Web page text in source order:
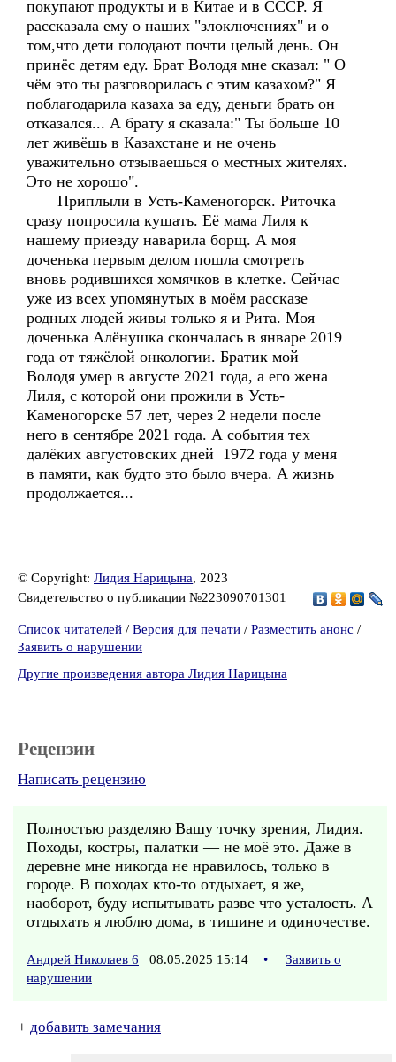
покупают продукты и в Китае и в СССР. Я
рассказала ему о наших "злоключениях" и о
том,что дети голодают почти целый день. Он
принёс детям еду. Брат Володя мне сказал: " О
чём это ты разговорилась с этим казахом?" Я
поблагодарила казаха за еду, деньги брать он
отказался... А брату я сказала:" Ты больше 10
лет живёшь в Казахстане и не очень
уважительно отзываешься о местных жителях.
Это не хорошо".
Приплыли в Усть-Каменогорск. Риточка
сразу попросила кушать. Её мама Лиля к
нашему приезду наварила борщ. А моя
доченька первым делом пошла смотреть
вновь родившихся хомячков в клетке. Сейчас
уже из всех упомянутых в моём рассказе
родных людей живы только я и Рита. Моя
доченька Алёнушка скончалась в январе 2019
года от тяжёлой онкологии. Братик мой
Володя умер в августе 2021 года, а его жена
Лиля, с которой они прожили в Усть-
Каменогорске 57 лет, через 2 недели после
него в сентябре 2021 года. А события тех
далёких августовских дней 1972 года у меня
в памяти, как будто это было вчера. А жизнь
продолжается...
© Copyright: Лидия Нарицына, 2023
Свидетельство о публикации №223090701301
Список читателей / Версия для печати / Разместить анонс /
Заявить о нарушении
Другие произведения автора Лидия Нарицына
Рецензии
Написать рецензию
Полностью разделяю Вашу точку зрения, Лидия.
Походы, костры, палатки — не моё это. Даже в
деревне мне никогда не нравилось, только в
городе. В походах кто-то отдыхает, я же,
наоборот, буду испытывать разве что усталость. А
отдыхать я люблю дома, в тишине и одиночестве.
Андрей Николаев 6 08.05.2025 15:14 •
Заявить о
нарушении
+ добавить замечания